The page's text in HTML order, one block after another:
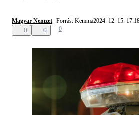
Magyar Nemzet Forrás: Kemma2024. 12. 15. 17:18
0
0 0